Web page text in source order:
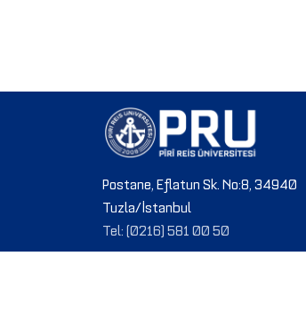
Postane, Eflatun Sk. No:8, 34940
Tuzla/İstanbul
Tel: (0216) 581 00 50